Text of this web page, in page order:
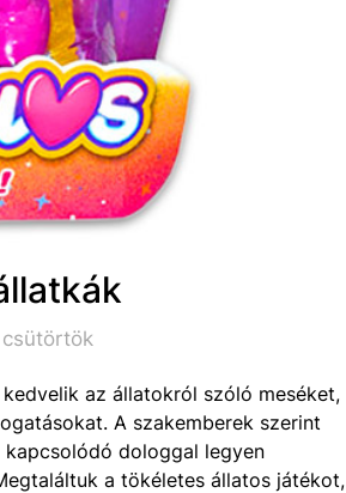
az állatokról szóló meséket,
A szakemberek szerint
dologgal legyen
a tökéletes állatos játékot,